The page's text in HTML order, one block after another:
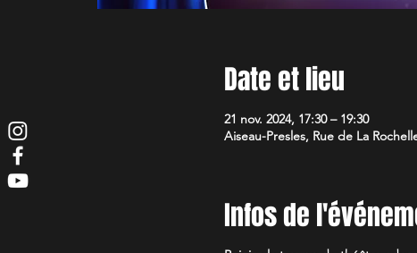
Date et lieu
21 nov. 2024, 17:30 – 19:30
Aiseau-Presles, Rue de La
Infos de